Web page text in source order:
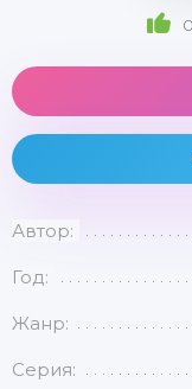
0
Автор:
Год:
Жанр:
Серия: